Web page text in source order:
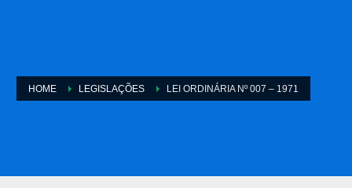
HOME LEGISLAÇÕES LEI ORDINÁRIA Nº 007 – 1971